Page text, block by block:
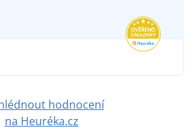
938 Kč
hodnocení
na Heuréka.cz